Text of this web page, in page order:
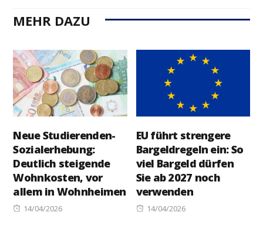
MEHR DAZU
Neue Studierenden-
Sozialerhebung:
Deutlich steigende
Wohnkosten, vor
allem in Wohnheimen
Posted
14/04/2026
EU führt strengere
Bargeldregeln ein: So
viel Bargeld dürfen
Sie ab 2027 noch
verwenden
Posted
14/04/2026